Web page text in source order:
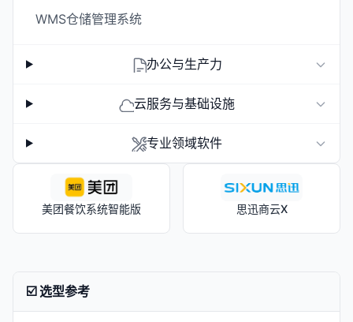
WMS仓储管理系统
办公与生产力
云服务与基础设施
专业领域软件
美团餐饮系统智能版 思迅商云X
☑️ 选型参考